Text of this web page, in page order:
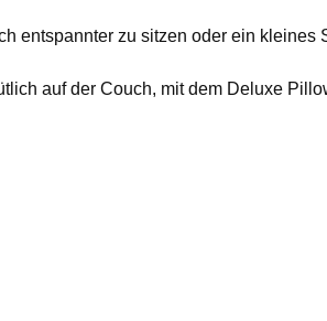
entspannter zu sitzen oder ein kleines
auf der Couch, mit dem Deluxe